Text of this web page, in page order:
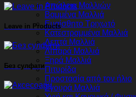
Απώλεια Μαλλιών
Βαμμένα Μαλλιά
Ευαίσθητο Τριχωτό
Κατεστραμμένα Μαλλιά
Λεπτά Μαλλιά
Λιπαρά Μαλλιά
Ξηρά Μαλλιά
Πιτυρίδα
Προστασία από τον ήλιο
Σγουρά Μαλλιά
Leave in Products
Без сулфати